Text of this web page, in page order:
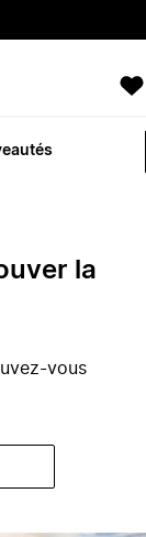
la
vous